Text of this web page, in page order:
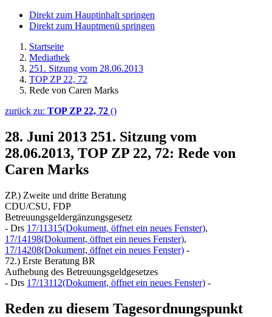
Direkt zum Hauptinhalt springen
Direkt zum Hauptmenü springen
Startseite
Mediathek
251. Sitzung vom 28.06.2013
TOP ZP 22, 72
Rede von Caren Marks
zurück zu: TOP ZP 22, 72 ()
28. Juni 2013 251. Sitzung vom
28.06.2013, TOP ZP 22, 72: Rede von
Caren Marks
ZP.) Zweite und dritte Beratung
CDU/CSU, FDP
Betreuungsgeldergänzungsgesetz
- Drs 17/11315(Dokument, öffnet ein neues Fenster),
17/14198(Dokument, öffnet ein neues Fenster),
17/14208(Dokument, öffnet ein neues Fenster) -
72.) Erste Beratung BR
Aufhebung des Betreuungsgeldgesetzes
- Drs 17/13112(Dokument, öffnet ein neues Fenster) -
Reden zu diesem Tagesordnungspunkt